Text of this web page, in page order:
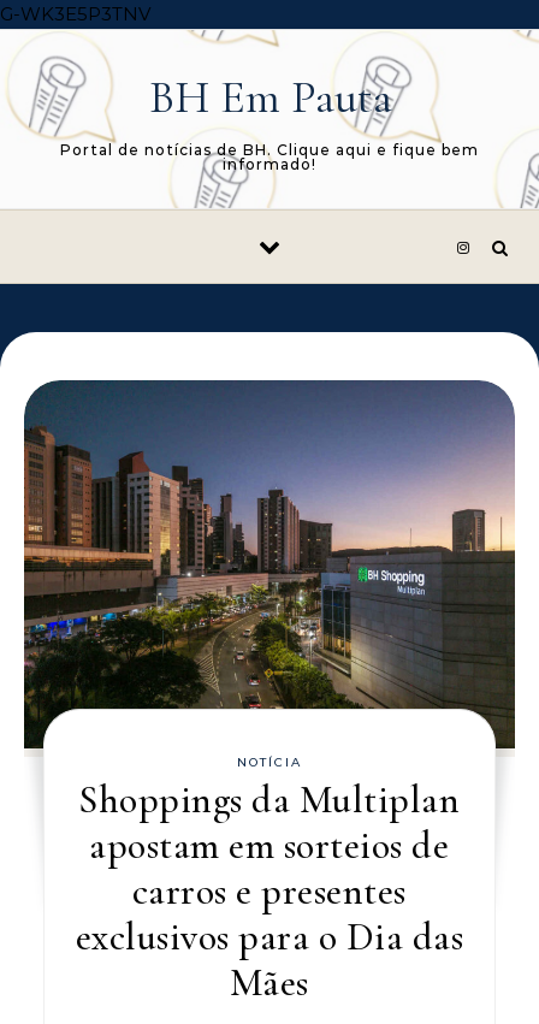
G-WK3E5P3TNVSkip to content
BH Em Pauta
Portal de notícias de BH. Clique aqui e fique bem
informado!
NOTÍCIA
Shoppings da Multiplan
apostam em sorteios de
carros e presentes
exclusivos para o Dia das
Mães